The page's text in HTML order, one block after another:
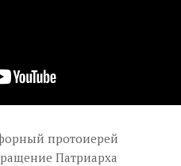
протоиерей
Патриарха